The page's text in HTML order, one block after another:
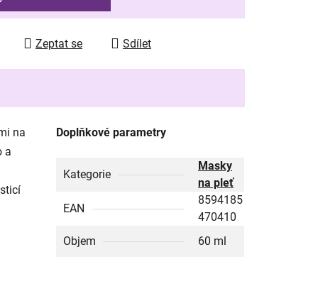
Zeptat se Sdílet
na
a
Doplňkové parametry
Kategorie
Masky
na pleť
EAN
8594185
470410
Objem
60 ml